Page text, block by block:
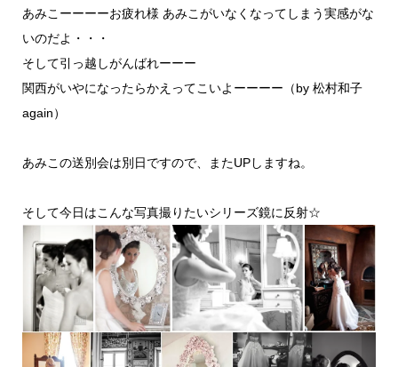
あみこーーーーお疲れ様 あみこがいなくなってしまう実感がな
いのだよ・・・
そして引っ越しがんばれーーー
関西がいやになったらかえってこいよーーーー（by 松村和子
again）
あみこの送別会は別日ですので、またUPしますね。
そして今日はこんな写真撮りたいシリーズ鏡に反射☆